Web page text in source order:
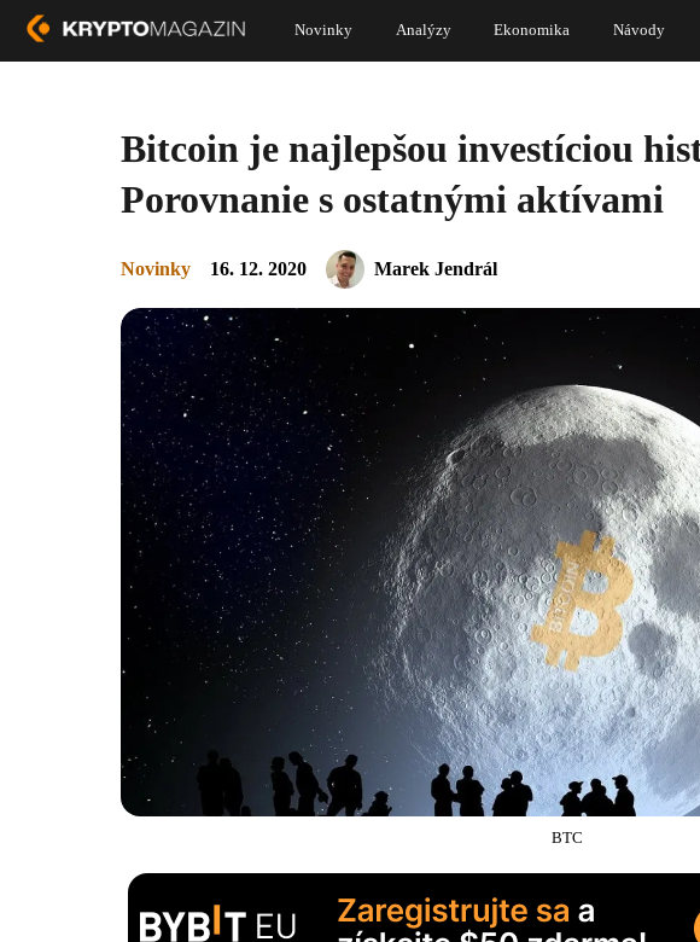
Novinky Analýzy Ekonomika Návody
Bitcoin je najlepšou investíciou
Porovnanie s ostatnými aktívami
Novinky 16. 12. 2020 Marek Jendrál
BTC